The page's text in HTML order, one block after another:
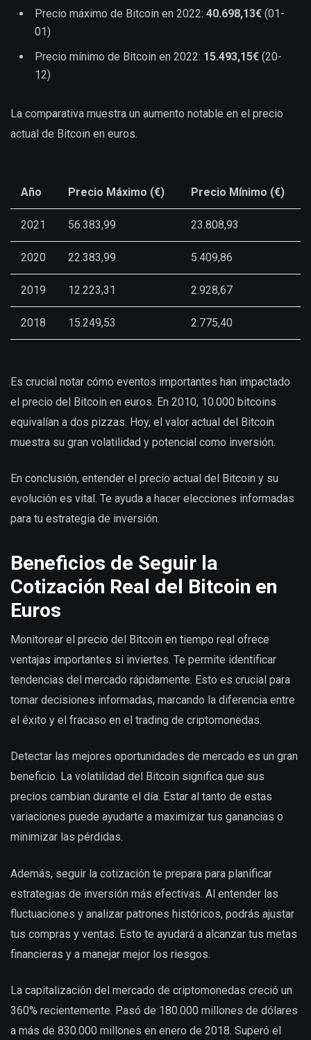
Precio máximo de Bitcoin en 2022: 40.698,13€ (01-
01)
Precio mínimo de Bitcoin en 2022: 15.493,15€ (20-
12)
La comparativa muestra un aumento notable en el precio
actual de Bitcoin en euros.
Año Precio Máximo (€) Precio Mínimo (€)
2021 56.383,99 23.808,93
2020 22.383,99 5.409,86
2019 12.223,31 2.928,67
2018 15.249,53 2.775,40
Es crucial notar cómo eventos importantes han impactado
el precio del Bitcoin en euros. En 2010, 10.000 bitcoins
equivalían a dos pizzas. Hoy, el valor actual del Bitcoin
muestra su gran volatilidad y potencial como inversión.
En conclusión, entender el precio actual del Bitcoin y su
evolución es vital. Te ayuda a hacer elecciones informadas
para tu estrategia de inversión.
Beneficios de Seguir la
Cotización Real del Bitcoin en
Euros
Monitorear el precio del Bitcoin en tiempo real ofrece
ventajas importantes si inviertes. Te permite identificar
tendencias del mercado rápidamente. Esto es crucial para
tomar decisiones informadas, marcando la diferencia entre
el éxito y el fracaso en el trading de criptomonedas.
Detectar las mejores oportunidades de mercado es un gran
beneficio. La volatilidad del Bitcoin significa que sus
precios cambian durante el día. Estar al tanto de estas
variaciones puede ayudarte a maximizar tus ganancias o
minimizar las pérdidas.
Además, seguir la cotización te prepara para planificar
estrategias de inversión más efectivas. Al entender las
fluctuaciones y analizar patrones históricos, podrás ajustar
tus compras y ventas. Esto te ayudará a alcanzar tus metas
financieras y a manejar mejor los riesgos.
La capitalización del mercado de criptomonedas creció un
360% recientemente. Pasó de 180.000 millones de dólares
a más de 830.000 millones en enero de 2018. Superó el